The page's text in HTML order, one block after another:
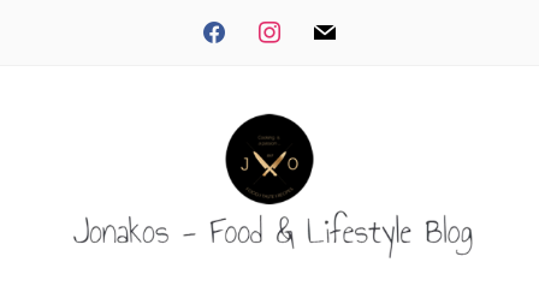
facebookinstagrammail